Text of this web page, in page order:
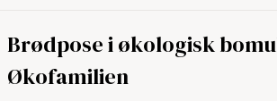
Brødpose i økologisk
Økofamilien